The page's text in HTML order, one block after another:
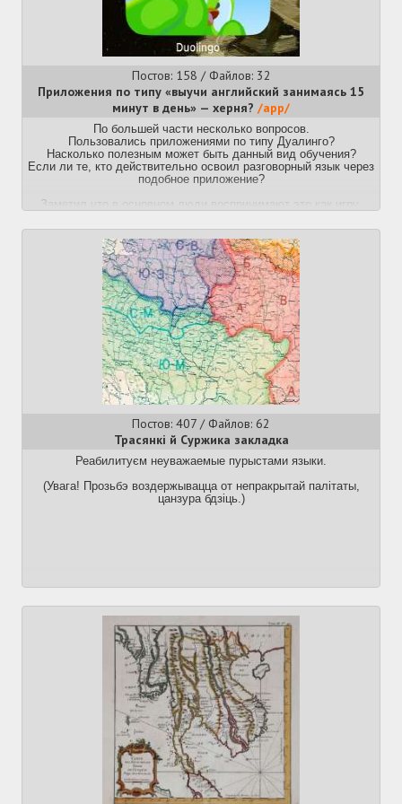
обычных людей, тут же дается перевод на английский.
Охуенная вещь, рекомендую
http://world.kbs.co.kr/korean/— корейское радио
https://thepiratebay.org/torrent/7303985/
— ~7Gb учебников
>01 Beginners Courses
>02 Intermediate-Advanced Courses
>03 Grammar, Workbooks, Usage
>04 Dictionaries, Phrasebooks, Vocabulary
>05 Culture, Society, History, Tourism
>06 Video Courses+Miscellaneous
magnet:?
Постов: 158 / Файлов: 32
Приложения по типу «выучи английский занимаясь 15
минут в день» — херня? /app/
По большей части несколько вопросов.
Пользовались приложениями по типу Дуалинго?
Насколько полезным может быть данный вид обучения?
Если ли те, кто действительно освоил разговорный язык через
подобное приложение?
Заметил что в основном люди воспринимают это как игру,
получеными знаниями
Любые комментарии в данную тему приветствуются.
Постов: 407 / Файлов: 62
Трасянкі й Суржика закладка
Реабилитуєм неуважаемые пурыстами языки.
(Увага! Прозьбэ воздержывацца от непракрытай палітаты,
цанзура бдзіць.)